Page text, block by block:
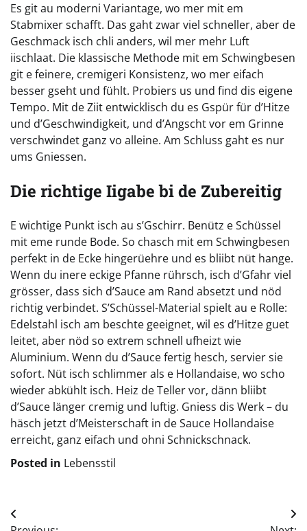
Es git au moderni Variantage, wo mer mit em
Stabmixer schafft. Das gaht zwar viel schneller, aber de
Geschmack isch chli anders, wil mer mehr Luft
iischlaat. Die klassische Methode mit em Schwingbesen
git e feinere, cremigeri Konsistenz, wo mer eifach
besser gseht und fühlt. Probiers us und find dis eigene
Tempo. Mit de Ziit entwicklisch du es Gspür für d’Hitze
und d’Geschwindigkeit, und d’Angscht vor em Grinne
verschwindet ganz vo alleine. Am Schluss gaht es nur
ums Gniessen.
Die richtige Iigabe bi de Zubereitig
E wichtige Punkt isch au s’Gschirr. Benütz e Schüssel
mit eme runde Bode. So chasch mit em Schwingbesen
perfekt in de Ecke hingerüehre und es bliibt nüt hange.
Wenn du inere eckige Pfanne rührsch, isch d’Gfahr viel
grösser, dass sich d’Sauce am Rand absetzt und nöd
richtig verbindet. S’Schüssel-Material spielt au e Rolle:
Edelstahl isch am beschte geeignet, wil es d’Hitze guet
leitet, aber nöd so extrem schnell ufheizt wie
Aluminium. Wenn du d’Sauce fertig hesch, servier sie
sofort. Nüt isch schlimmer als e Hollandaise, wo scho
wieder abkühlt isch. Heiz de Teller vor, dänn bliibt
d’Sauce länger cremig und luftig. Gniess dis Werk – du
häsch jetzt d’Meisterschaft in de Sauce Hollandaise
erreicht, ganz eifach und ohni Schnickschnack.
Posted in Lebensstil
Beitragsnavigation